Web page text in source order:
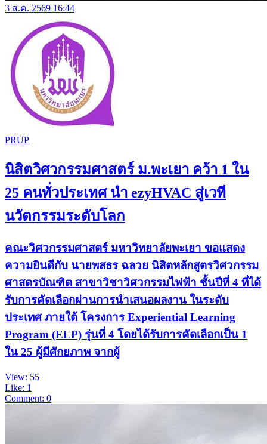
3 ส.ค. 2569 16:44
PRUP
นิสิตวิศวกรรมศาสตร์ ม.พะเยา คว้า 1 ใน
25 คนทั่วประเทศ นำ ezyHVAC สู่เวที
นวัตกรรมระดับโลก
คณะวิศวกรรมศาสตร์ มหาวิทยาลัยพะเยา ขอแสดง
ความยินดีกับ นายพสธร ฉลวย นิสิตหลักสูตรวิศวกรรม
ศาสตรบัณฑิต สาขาวิชาวิศวกรรมไฟฟ้า ชั้นปีที่ 4 ที่ได้
รับการคัดเลือกผ่านการนำเสนอผลงาน ในระดับ
ประเทศ ภายใต้ โครงการ Experiential Learning
Program (ELP) รุ่นที่ 4 โดยได้รับการคัดเลือกเป็น 1
ใน 25 ผู้มีศักยภาพ จากผู้
View: 55
Like: 1
Comment: 0